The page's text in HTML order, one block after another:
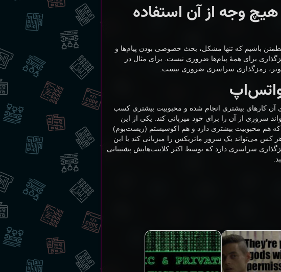
هیچ وجه از آن استفاده
مطمئن باشیم که تنها مشکل، بحث خصوصی بودن پیام‌ها و
برای همهٔ پیام‌ها ضروری نیست. برای مثال در
رمزگذاری سراسری ضروری نیست.
واتس‌اپ
آن کار‌های بیشتری انجام شده و محبوبیت بیشتری کسب
سرور‌ی از آن را برای خود میزبانی کند. یکی از این
هم محبوبیت بیشتری دارد و هم اکوسیستم (زیست‌بوم)
می‌تواند یک سرور ماتریکس را میزبانی کند یا این
سراسری دارد که توسط اکثر کلاینت‌هایش پشتیبانی